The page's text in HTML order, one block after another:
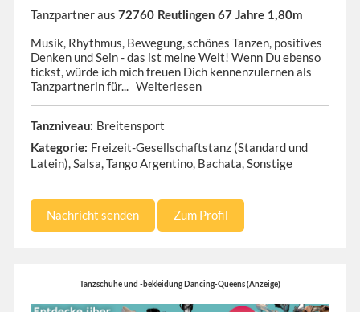
Tanzpartner aus 72760 Reutlingen 67 Jahre 1,80m
Musik, Rhythmus, Bewegung, schönes Tanzen, positives
Denken und Sein - das ist meine Welt! Wenn Du ebenso
tickst, würde ich mich freuen Dich kennenzulernen als
Tanzpartnerin für... Weiterlesen
Tanzniveau: Breitensport
Kategorie: Freizeit-Gesellschaftstanz (Standard und
Latein), Salsa, Tango Argentino, Bachata, Sonstige
Nachricht senden Zum Profil
Tanzschuhe und -bekleidung Dancing-Queens (Anzeige)